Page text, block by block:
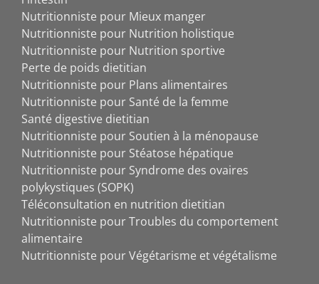
Nutritionniste pour Mieux manger
Nutritionniste pour Nutrition holistique
Nutritionniste pour Nutrition sportive
Perte de poids dietitian
Nutritionniste pour Plans alimentaires
Nutritionniste pour Santé de la femme
Santé digestive dietitian
Nutritionniste pour Soutien à la ménopause
Nutritionniste pour Stéatose hépatique
Nutritionniste pour Syndrome des ovaires
polykystiques (SOPK)
Téléconsultation en nutrition dietitian
Nutritionniste pour Troubles du comportement
alimentaire
Nutritionniste pour Végétarisme et végétalisme